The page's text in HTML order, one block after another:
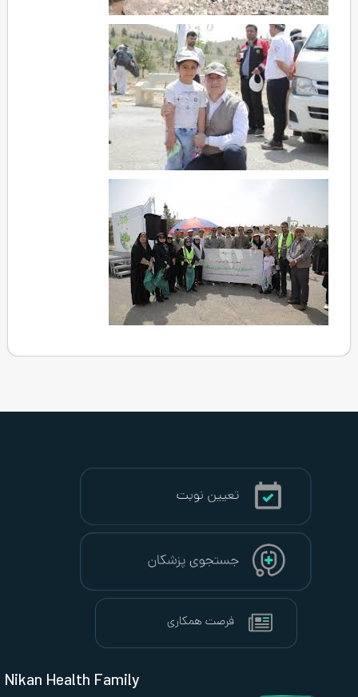
Nikan Health Family